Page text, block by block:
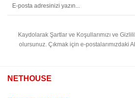
Kaydolarak Şartlar ve Koşullarımızı ve
olursunuz. Çıkmak için e-postalarımızdaki
NETHOUSE